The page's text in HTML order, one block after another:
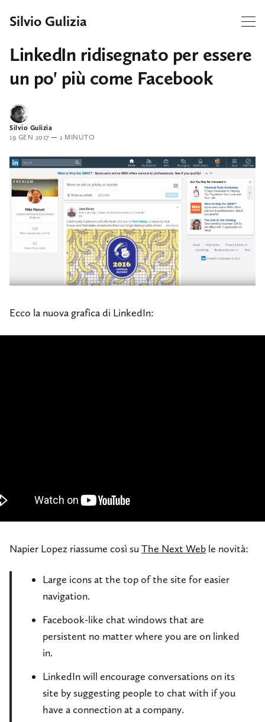
Silvio Gulizia
LinkedIn ridisegnato per essere
un po' più come Facebook
Silvio Gulizia
19 GEN 2017 — 1 MINUTO
Ecco la nuova grafica di LinkedIn:
Napier Lopez riassume così suThe Next Web le novità:
Large icons at the top of the site for easier
navigation.
Facebook-like chat windows that are
persistent no matter where you are on linked
in.
LinkedIn will encourage conversations on its
site by suggesting people to chat with if you
have a connection at a company.